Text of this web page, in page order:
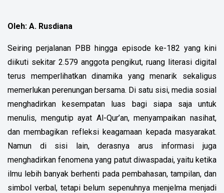
Oleh: A. Rusdiana
Seiring perjalanan PBB hingga episode ke-182 yang kini
diikuti sekitar 2.579 anggota pengikut, ruang literasi digital
terus memperlihatkan dinamika yang menarik sekaligus
memerlukan perenungan bersama. Di satu sisi, media sosial
menghadirkan kesempatan luas bagi siapa saja untuk
menulis, mengutip ayat Al-Qur’an, menyampaikan nasihat,
dan membagikan refleksi keagamaan kepada masyarakat.
Namun di sisi lain, derasnya arus informasi juga
menghadirkan fenomena yang patut diwaspadai, yaitu ketika
ilmu lebih banyak berhenti pada pembahasan, tampilan, dan
simbol verbal, tetapi belum sepenuhnya menjelma menjadi